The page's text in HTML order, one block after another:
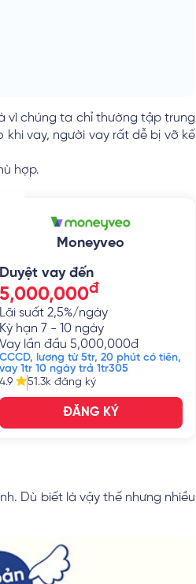
vì chúng ta chỉ thường tập trung
vay, người vay rất dễ bị vỡ kế
hợp.
Moneyveo
Duyệt vay đến
5,000,000đ
Lãi suất 2,5%/ngày
Kỳ hạn 7 - 10 ngày
Vay lần đầu 5,000,000đ
CCCD, lương từ 5tr, 20 phút có tiền,
vay 1tr 10 ngày trả 1tr305
4.9
51.3k đăng ký
ĐĂNG KÝ
Dù biết là vậy thế nhưng nhiều